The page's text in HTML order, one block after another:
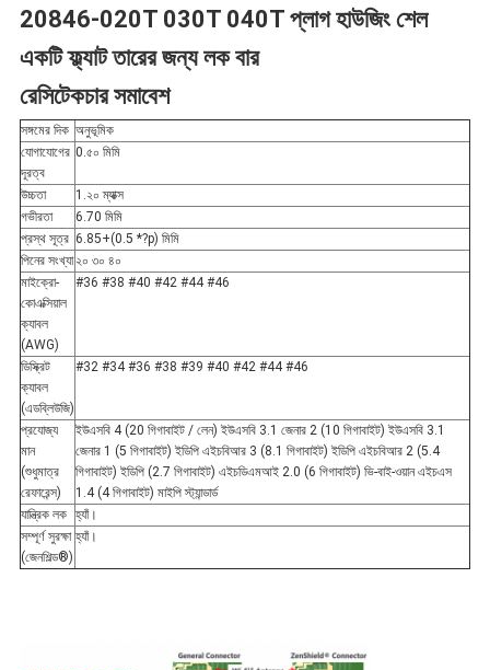
নীতি
20846-020T 030T 040T প্লাগ হাউজিং শেল
একটি ফ্ল্যাট তারের জন্য লক বার
রেসিটেকচার সমাবেশ
সঙ্গমের দিক অনুভূমিক
যোগাযোগের
দূরত্ব
0.৫০ মিমি
উচ্চতা
1.২০ ম্যাক্স
গভীরতা
6.70 মিমি
প্রস্থ সূত্র 6.85+(0.5 *?p) মিমি
পিনের সংখ্যা২০ ৩০ ৪০
মাইক্রো-
কোএক্সিয়াল
ক্যাবল
(AWG)
#36 #38 #40 #42 #44 #46
ডিস্ক্রিট
ক্যাবল
(এডব্লিউজি)
#32 #34 #36 #38 #39 #40 #42 #44 #46
প্রযোজ্য
মান
(শুধুমাত্র
রেফারেন্স)
ইউএসবি 4 (20 গিগাবাইট / লেন) ইউএসবি 3.1 জেনার 2 (10 গিগাবাইট) ইউএসবি 3.1
জেনার 1 (5 গিগাবাইট) ইডিপি এইচবিআর 3 (8.1 গিগাবাইট) ইডিপি এইচবিআর 2 (5.4
গিগাবাইট) ইডিপি (2.7 গিগাবাইট) এইচডিএমআই 2.0 (6 গিগাবাইট) ভি-বাই-ওয়ান এইচএস
1.4 (4 গিগাবাইট) মাইপি স্ট্যান্ডার্ড
যান্ত্রিক লক হ্যাঁ।
সম্পূর্ণ সুরক্ষা
(জেনশিল্ড®)
হ্যাঁ।